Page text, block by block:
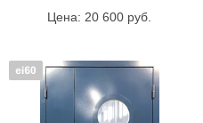
Цена: 20 600 руб.